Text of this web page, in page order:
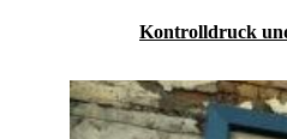
Kontrolldruck